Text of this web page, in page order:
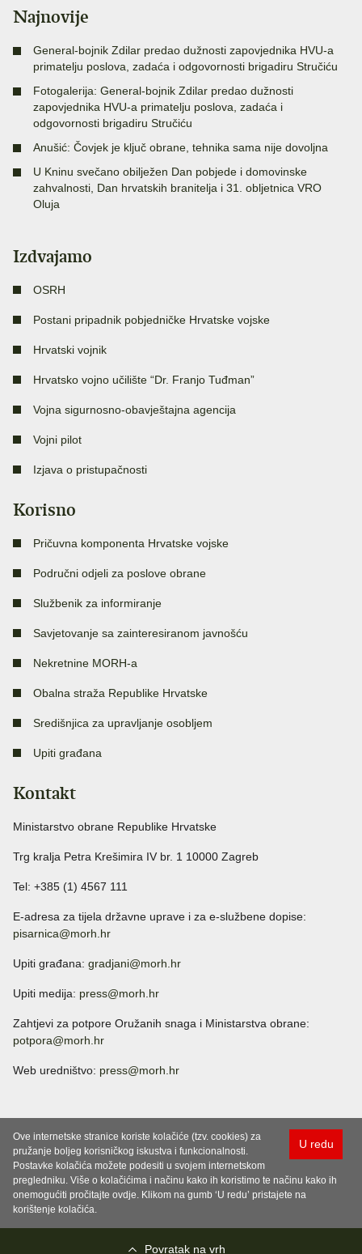
Najnovije
General-bojnik Zdilar predao dužnosti zapovjednika HVU-a
primatelju poslova, zadaća i odgovornosti brigadiru Stručiću
Fotogalerija: General-bojnik Zdilar predao dužnosti
zapovjednika HVU-a primatelju poslova, zadaća i
odgovornosti brigadiru Stručiću
Anušić: Čovjek je ključ obrane, tehnika sama nije dovoljna
U Kninu svečano obilježen Dan pobjede i domovinske
zahvalnosti, Dan hrvatskih branitelja i 31. obljetnica VRO
Oluja
Izdvajamo
OSRH
Postani pripadnik pobjedničke Hrvatske vojske
Hrvatski vojnik
Hrvatsko vojno učilište “Dr. Franjo Tuđman”
Vojna sigurnosno-obavještajna agencija
Vojni pilot
Izjava o pristupačnosti
Korisno
Pričuvna komponenta Hrvatske vojske
Područni odjeli za poslove obrane
Službenik za informiranje
Savjetovanje sa zainteresiranom javnošću
Nekretnine MORH-a
Obalna straža Republike Hrvatske
Središnjica za upravljanje osobljem
Upiti građana
Kontakt
Ministarstvo obrane Republike Hrvatske
Trg kralja Petra Krešimira IV br. 1 10000 Zagreb
Tel: +385 (1) 4567 111
E-adresa za tijela državne uprave i za e-službene dopise:
pisarnica@morh.hr
Upiti građana: gradjani@morh.hr
Upiti medija: press@morh.hr
Zahtjevi za potpore Oružanih snaga i Ministarstva obrane:
potpora@morh.hr
Web uredništvo: press@morh.hr
U redu
Ove internetske stranice koriste kolačiće (tzv. cookies) za
pružanje boljeg korisničkog iskustva i funkcionalnosti.
Postavke kolačića možete podesiti u svojem internetskom
pregledniku. Više o kolačićima i načinu kako ih koristimo te načinu kako ih
onemogućiti pročitajte ovdje. Klikom na gumb ‘U redu’ pristajete na
korištenje kolačića.
Povratak na vrh